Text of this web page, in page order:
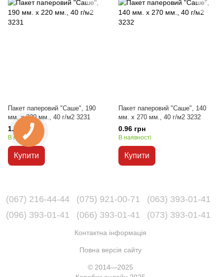
Пакет паперовий "Саше", 190
мм. х 220 мм., 40 г/м2 3231
1.02 грн
В наявності
Купити
Пакет паперовий "Саше", 140
мм. х 270 мм., 40 г/м2 3232
0.96 грн
В наявності
Купити
(067) 216-44-44 (075) 921-00-71
(063) 393-01-41
(096) 393-01-41
(066) 393-01-41 (073) 393-01-41
Контактна інформація
Повна версія сайту
© 2014—2025